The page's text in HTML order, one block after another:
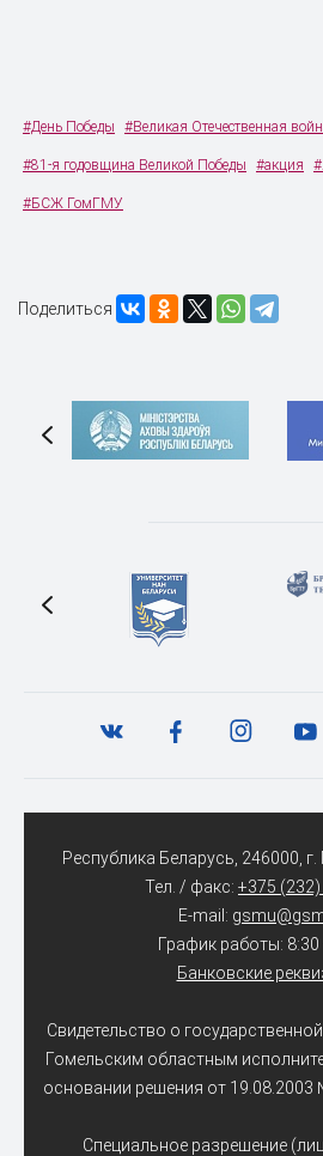
#День Победы #Великая Отечественная
#81-я годовщина Великой Победы #акция
#БСЖ ГомГМУ
Поделиться
Республика Беларусь, 246000, г.
Тел. / факс: +375
E-mail:
График работы: 8:30
Банковские
Свидетельство о
Гомельским областным
основании решения от
Специальное разрешение